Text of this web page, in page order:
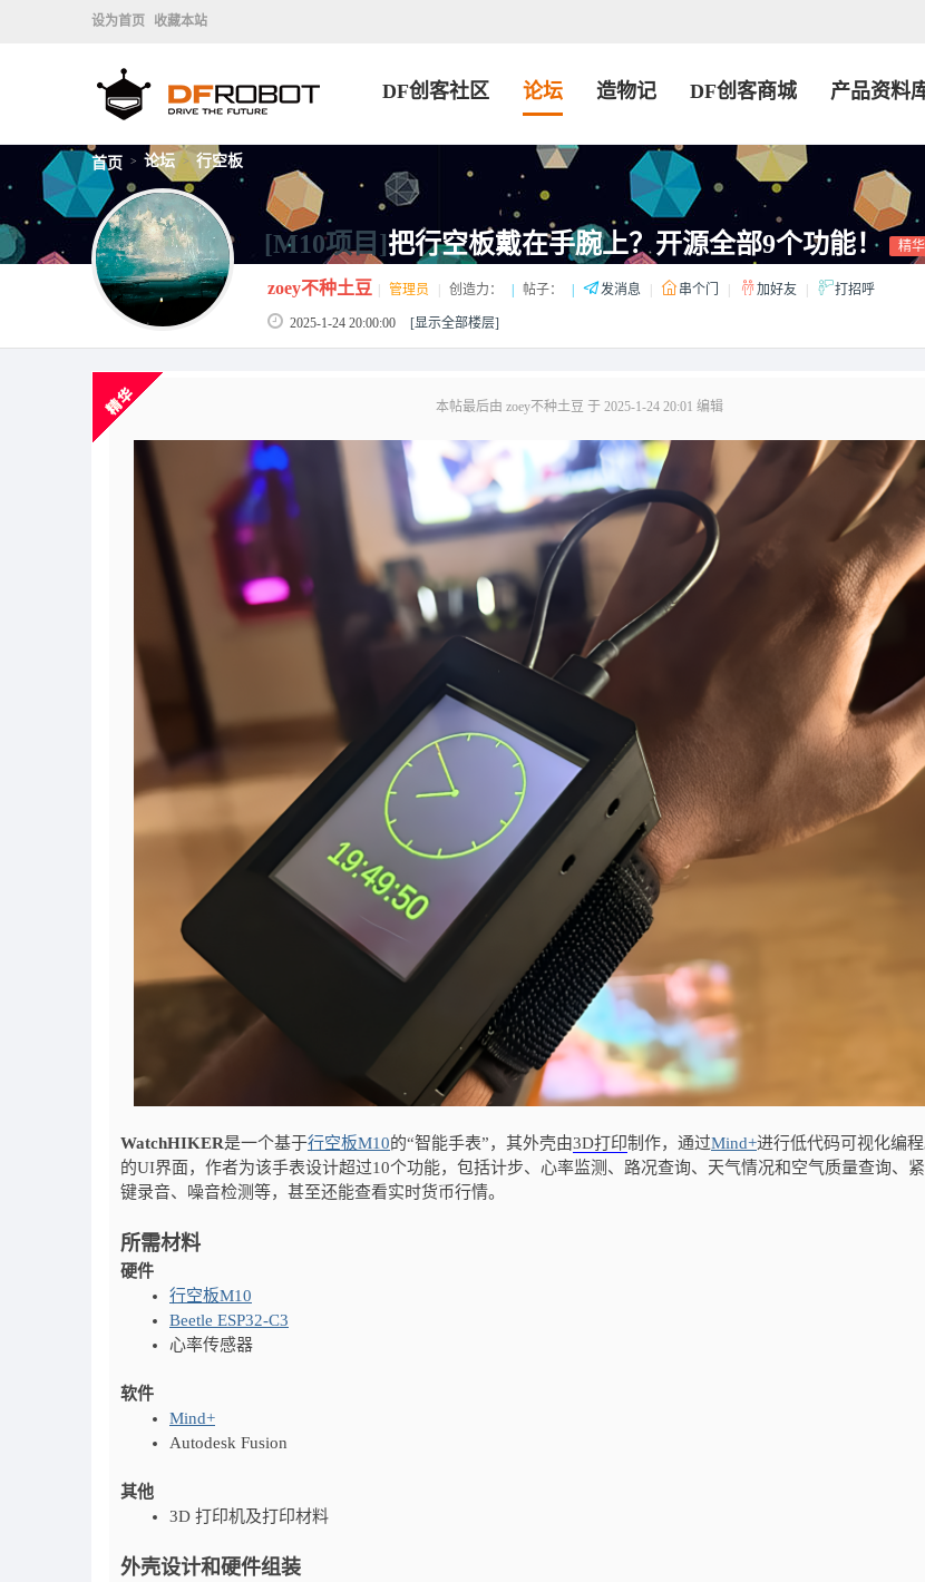
设为首页 收藏本站
DF创客社区 论坛 造物记 DF创客商城 产品资料
首页 > 论坛 > 行空板
[M10项目]把行空板戴在手腕上？开源全部9个功能！ 精华
zoey不种土豆 管理员 创造力： 帖子： 发消息 串个门 加好友 打招呼
2025-1-24 20:00:00 [显示全部楼层]
本帖最后由 zoey不种土豆 于 2025-1-24 20:01 编辑
WatchHIKER是一个基于行空板M10的“智能手表”，其外壳由3D打印制作，通过Mind+进行低代码可视化编
的UI界面，作者为该手表设计超过10个功能，包括计步、心率监测、路况查询、天气情况和空气质量查询、
键录音、噪音检测等，甚至还能查看实时货币行情。
所需材料
硬件
行空板M10
Beetle ESP32-C3
心率传感器
软件
Mind+
Autodesk Fusion
其他
3D 打印机及打印材料
外壳设计和硬件组装